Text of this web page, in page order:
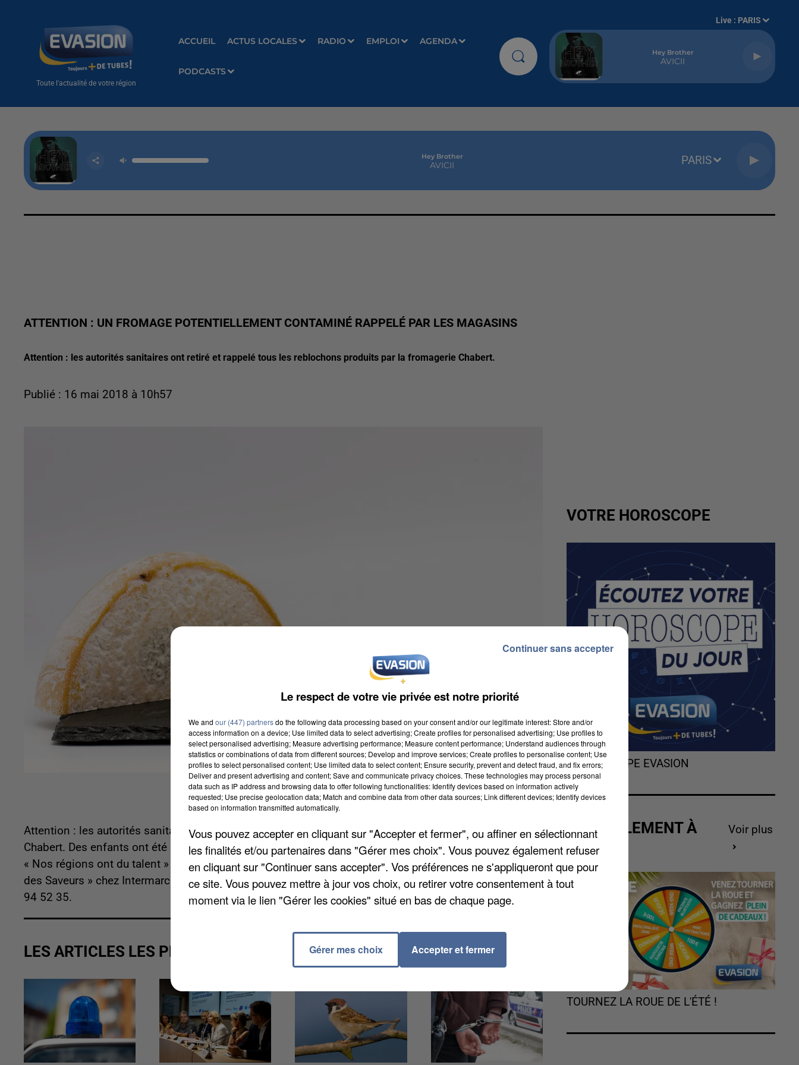
Toute l'actualité de votre région
ACCUEIL ACTUS LOCALES RADIO EMPLOI AGENDA
PODCASTS
Live : PARIS
Hey Brother
AVICII
Hey Brother
AVICII PARIS
ATTENTION : UN FROMAGE POTENTIELLEMENT CONTAMINÉ RAPPELÉ PAR LES MAGASINS
Attention : les autorités sanitaires ont retiré et rappelé tous les reblochons produits par la fromagerie Chabert.
Publié : 16 mai 2018 à 10h57
Attention : les autorités sanitaires ont retiré et rappelé tous les reblochons produits par la fromagerie
Chabert. Des enfants ont été contaminés par la bactérie E.coli. Ce fromage est vendu sous la marque
« Nos régions ont du talent » chez Leclerc, « Reflet de France » chez Carrefour mais aussi « Itinéraire
des Saveurs » chez Intermarché. Un numéro vert a été mis en place pour vous renseigner, c'est le 0800
94 52 35.
LES ARTICLES LES PLUS VUS
VOTRE HOROSCOPE
L'HOROSCOPE EVASION
ACTUELLEMENT À
GAGNER
Voir plus
TOURNEZ LA ROUE DE L'ÉTÉ !
Le respect de votre vie privée est notre priorité
We and our (447) partnersdo the following data processing based on your consent and/or our legitimate interest: Store and/or
access information on a device; Use limited data to select advertising; Create profiles for personalised advertising; Use profiles to
select personalised advertising; Measure advertising performance; Measure content performance; Understand audiences through
statistics or combinations of data from different sources; Develop and improve services; Create profiles to personalise content; Use
profiles to select personalised content; Use limited data to select content; Ensure security, prevent and detect fraud, and fix errors;
Deliver and present advertising and content; Save and communicate privacy choices. These technologies may process personal
data such as IP address and browsing data to offer following functionalities: Identify devices based on information actively
requested; Use precise geolocation data; Match and combine data from other data sources; Link different devices; Identify devices
based on information transmitted automatically.
Vous pouvez accepter en cliquant sur "Accepter et fermer", ou affiner en sélectionnant
les finalités et/ou partenaires dans "Gérer mes choix". Vous pouvez également refuser
en cliquant sur "Continuer sans accepter". Vos préférences ne s'appliqueront que pour
ce site. Vous pouvez mettre à jour vos choix, ou retirer votre consentement à tout
moment via le lien "Gérer les cookies" situé en bas de chaque page.
Gérer mes choix Accepter et fermer
Continuer sans accepter